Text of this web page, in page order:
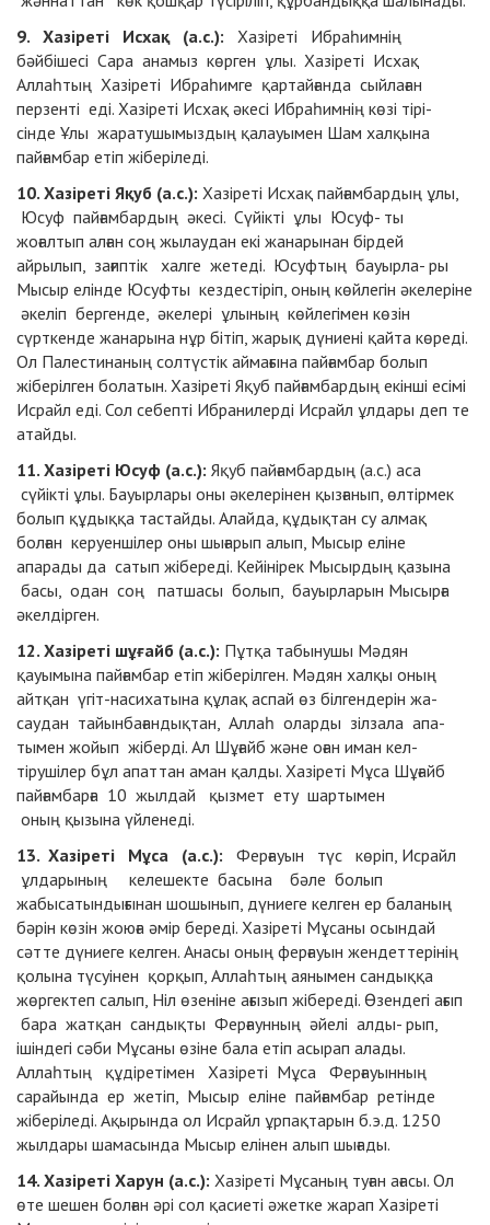
9. Хазіреті Исхақ (а.с.): Хазіреті Ибраһимнің
бәйбішесі Сара анамыз көрген ұлы. Хазіреті Исхақ
Аллаһтың Хазіреті Ибраһимге қартайғанда сыйлаған
перзенті еді. Хазіреті Исхақ әкесі Ибраһимнің көзі тірі-
сінде Ұлы жаратушымыздың қалауымен Шам халқына
пайғамбар етіп жіберіледі.
10. Хазіреті Яқуб (а.с.): Хазіреті Исхақ пайғамбардың ұлы,
Юсуф пайғамбардың әкесі. Сүйікті ұлы Юсуф- ты
жоғалтып алған соң жылаудан екі жанарынан бірдей
айрылып, зағиптік халге жетеді. Юсуфтың бауырла- ры
Мысыр елінде Юсуфты кездестіріп, оның көйлегін әкелеріне
әкеліп бергенде, әкелері ұлының көйлегімен көзін
сүрткенде жанарына нұр бітіп, жарық дүниені қайта көреді.
Ол Палестинаның солтүстік аймағына пайғамбар болып
жіберілген болатын. Хазіреті Яқуб пайғамбардың екінші есімі
Исрайл еді. Сол себепті Ибранилерді Исрайл ұлдары деп те
атайды.
11. Хазіреті Юсуф (а.с.): Яқуб пайғамбардың (а.с.) аса
сүйікті ұлы. Бауырлары оны әкелерінен қызғанып, өлтірмек
болып құдыққа тастайды. Алайда, құдықтан су алмақ
болған керуеншілер оны шығарып алып, Мысыр еліне
апарады да сатып жібереді. Кейінірек Мысырдың қазына
басы, одан соң патшасы болып, бауырларын Мысырға
әкелдірген.
12. Хазіреті шұғайб (а.с.): Пұтқа табынушы Мәдян
қауымына пайғамбар етіп жіберілген. Мәдян халқы оның
айтқан үгіт-насихатына құлақ аспай өз білгендерін жа-
саудан тайынбағандықтан, Аллаһ оларды зілзала апа-
тымен жойып жіберді. Ал Шұғайб және оған иман кел-
тірушілер бұл апаттан аман қалды. Хазіреті Мұса Шұғайб
пайғамбарға 10 жылдай қызмет ету шартымен
оның қызына үйленеді.
13. Хазіреті Мұса (а.с.): Ферғауын түс көріп, Исрайл
ұлдарының келешекте басына бәле болып
жабысатындығынан шошынып, дүниеге келген ер баланың
бәрін көзін жоюға әмір береді. Хазіреті Мұсаны осындай
сәтте дүниеге келген. Анасы оның ферғауын жендеттерінің
қолына түсуінен қорқып, Аллаһтың аянымен сандыққа
жөргектеп салып, Ніл өзеніне ағызып жібереді. Өзендегі ағып
бара жатқан сандықты Ферғаунның әйелі алды- рып,
ішіндегі сәби Мұсаны өзіне бала етіп асырап алады.
Аллаһтың құдіретімен Хазіреті Мұса Ферғауынның
сарайында ер жетіп, Мысыр еліне пайғамбар ретінде
жіберіледі. Ақырында ол Исрайл ұрпақтарын б.э.д. 1250
жылдары шамасында Мысыр елінен алып шығады.
14. Хазіреті Харун (а.с.): Хазіреті Мұсаның туған ағасы. Ол
өте шешен болған әрі сол қасиеті әжетке жарап Хазіреті